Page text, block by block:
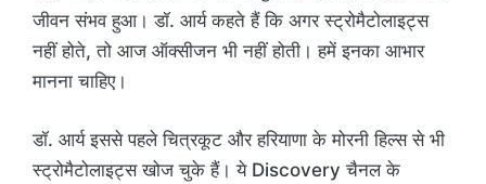
जीवन संभव हुआ। डॉ. आर्य कहते हैं कि अगर स्ट्रोमैटोलाइट्स
नहीं होते, तो आज ऑक्सीजन भी नहीं होती। हमें इनका आभार
मानना चाहिए।
डॉ. आर्य इससे पहले चित्रकूट और हरियाणा के मोरनी हिल्स से भी
स्ट्रोमैटोलाइट्स खोज चुके हैं। ये Discovery चैनल के